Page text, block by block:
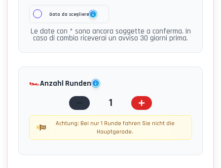
Data da scegliere
Le date con * sono ancora soggette a conferma. In
caso di cambio riceverai un avviso 30 giorni prima.
🏎️Anzahl Runden
1
Achtung: Bei nur 1 Runde fahren Sie nicht die
Hauptgerade.